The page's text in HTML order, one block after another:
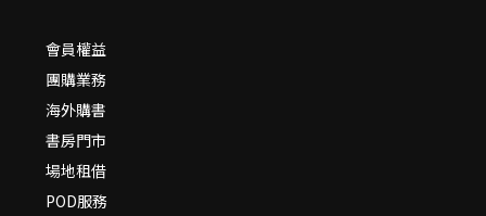
會員權益
團購業務
海外購書
書房門市
場地租借
POD服務